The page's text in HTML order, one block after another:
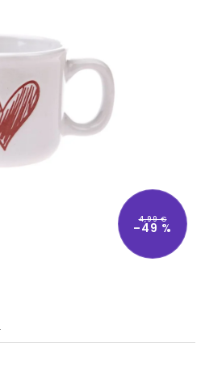
4,99 €
–49 %